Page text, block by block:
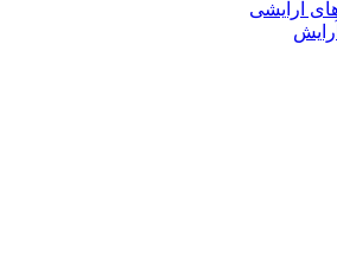
آرایشی